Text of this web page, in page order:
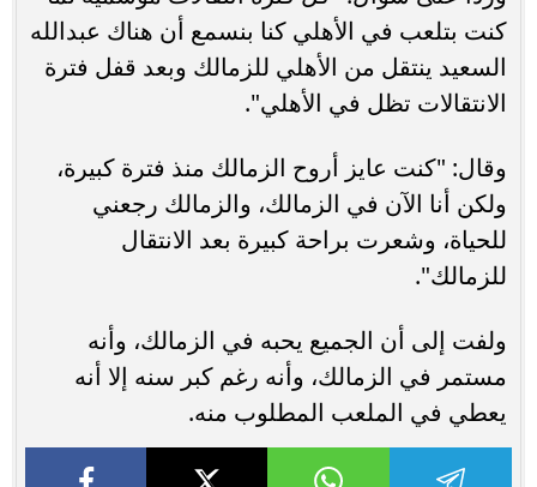
كنت بتلعب في الأهلي كنا بنسمع أن هناك عبدالله
السعيد ينتقل من الأهلي للزمالك وبعد قفل فترة
الانتقالات تظل في الأهلي".
وقال: "كنت عايز أروح الزمالك منذ فترة كبيرة،
ولكن أنا الآن في الزمالك، والزمالك رجعني
للحياة، وشعرت براحة كبيرة بعد الانتقال
للزمالك".
ولفت إلى أن الجميع يحبه في الزمالك، وأنه
مستمر في الزمالك، وأنه رغم كبر سنه إلا أنه
يعطي في الملعب المطلوب منه.